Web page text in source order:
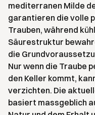
mediterranen Milde
garantieren die volle
Trauben, während
Säurestruktur
die
Nur wenn die Traube
den Keller kommt,
verzichten. Die
basiert massgeblich